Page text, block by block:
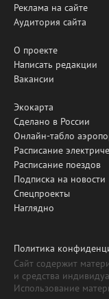
Реклама на сайте
Аудитория сайта
О проекте
Написать редакции
Вакансии
Экокарта
Сделано в России
Онлайн-табло
Расписание
Расписание поездов
Подписка на новости
Спецпроекты
Наглядно
Политика
Сайт содержит
и средства
Использование